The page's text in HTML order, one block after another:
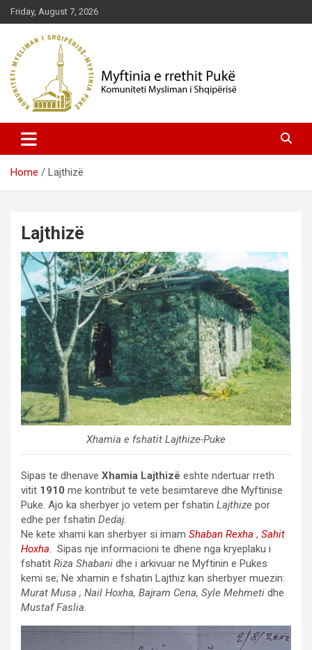
Skip
to
content
Friday, August 7, 2026
Myftinia Pukë | Faqja Zyrtare
Home Lajthizë
Lajthizë
Xhamia e fshatit Lajthize-Puke
Sipas te dhenave Xhamia Lajthizë eshte ndertuar rreth
vitit 1910 me kontribut te vete besimtareve dhe Myftinise
Puke. Ajo ka sherbyer jo vetem per fshatin Lajthize por
edhe per fshatin Dedaj.
Ne kete xhami kan sherbyer si imam Shaban Rexha , Sahit
Hoxha . Sipas nje informacioni te dhene nga kryeplaku i
fshatit Riza Shabani dhe i arkivuar ne Myftinin e Pukes
kemi se; Ne xhamin e fshatin Lajthiz kan sherbyer muezin:
Murat Musa , Nail Hoxha, Bajram Cena, Syle Mehmeti dhe
Mustaf Faslia